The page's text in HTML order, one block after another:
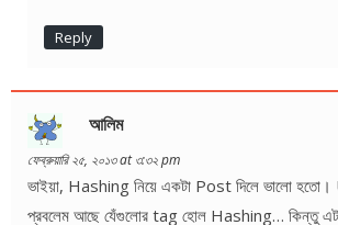
Reply
আলিম
ফেব্রুয়ারি ২৫, ২০১৩ at ৩:৩২ pm
ভাইয়া, Hashing নিয়ে একটা Post দিলে ভালো
প্রবলেম আছে যেঁগুলোর tag হোল Hashing… কিন্তু এটা